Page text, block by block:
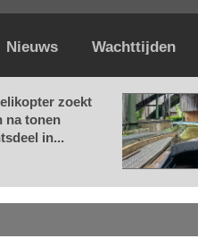
Nieuws Wachttijden
zoekt
na tonen
in...